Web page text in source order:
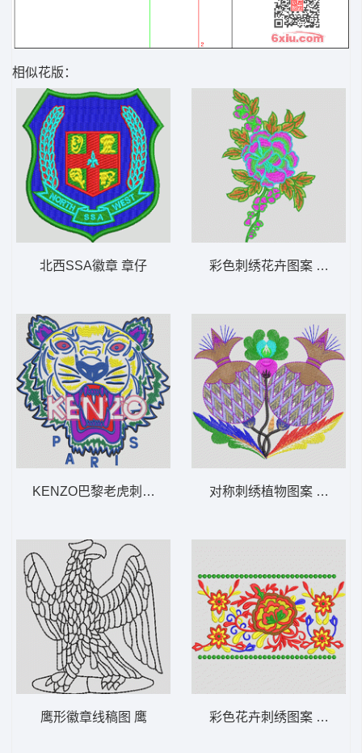
相似花版：
北西SSA徽章 章仔
KENZO巴黎老虎刺绣标志 虎头
鹰形徽章线稿图 鹰
彩色刺绣花卉图案 靓花
对称刺绣植物图案 水果
彩色花卉刺绣图案 条形